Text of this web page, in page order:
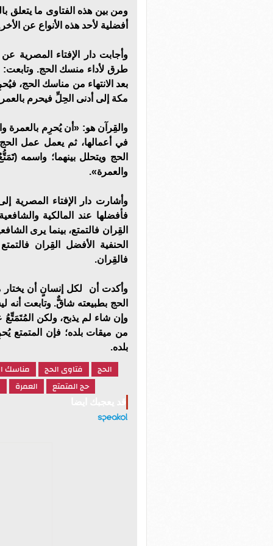
ومن بين هذه الفتاوى ما يتعلق
أفضلية لأحد هذه الأنواع عن
وأجابت دار الإفتاء المصرية
طرق لأداء منسك الحج. وتابعت:
بعد الانتهاء من مناسك الحج،
مكة إلى أدنى الحِلِّ فيحرم
والقِرآن هو: «أن يُحرِم بالعمرة
في أعمالها، ثم يعمل عمل
الحج ويتحلل بينهما؛ واسمه
والعمرة».
وأشارت دار الإفتاء المصرية
فأفضلها عند المالكية
القِران فالتمتع، بينما يرى
الحنفية الأفضل القِران
فالقِران.
وأكدت أن لكل إنسانٍ أن يختار
الحج بطبيعته شاقٌّ. وتابعت
وإن شاء لم يذبح، ولكن
من ميقات بلده؛ فإن المتمتع
بلده.
الحج فتاوى الحج
مناسك
حج المتمتع
العمرة